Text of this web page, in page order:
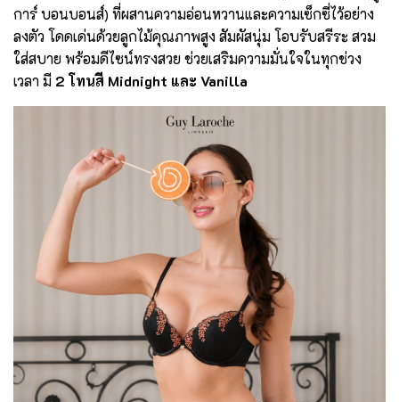
การ์ บอนบอนส์) ที่ผสานความอ่อนหวานและความเซ็กซี่ไว้อย่าง
ลงตัว โดดเด่นด้วยลูกไม้คุณภาพสูง สัมผัสนุ่ม โอบรับสรีระ สวม
ใส่สบาย พร้อมดีไซน์ทรงสวย ช่วยเสริมความมั่นใจในทุกช่วง
เวลา มี 2 โทนสี Midnight และ Vanilla